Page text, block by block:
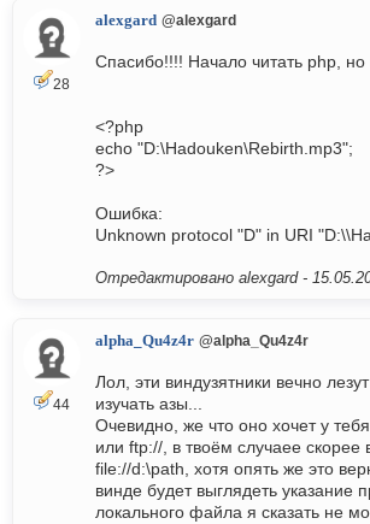
28
alexgard @alexgard
Спасибо!!!! Начало читать php, но
<?php
echo "D:\Hadouken\Rebirth.mp3";
?>
Ошибка:
Unknown protocol "D" in URI
Отредактировано alexgard -
44
alpha_Qu4z4r @alpha_Qu4z4r
Лол, эти виндузятники вечно
изучать азы...
Очевидно, же что оно хочет у
или ftp://, в твоём случаее скорее
file://d:\path, хотя опять же это
винде будет выглядеть указание
локального файла я сказать не